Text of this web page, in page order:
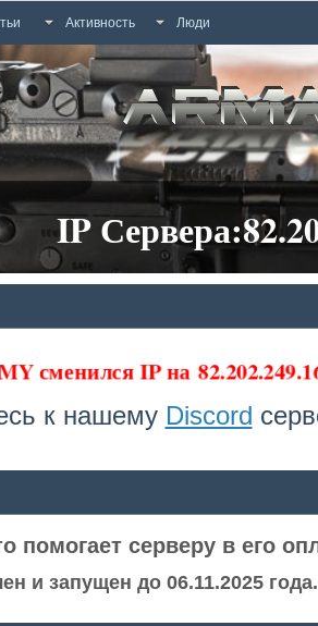
Активность Люди
IP
сменился IP на
к нашему Discord
помогает серверу в его
и запущен до 06.11.2025 года.